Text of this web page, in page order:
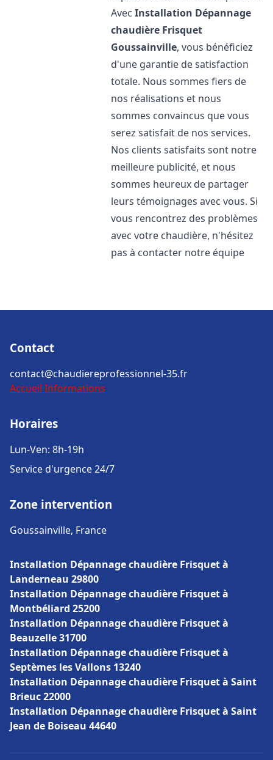
AvecInstallation Dépannage
chaudière Frisquet
Goussainville, vous bénéficiez
d'une garantie de satisfaction
totale. Nous sommes fiers de
nos réalisations et nous
sommes convaincus que vous
serez satisfait de nos services.
Nos clients satisfaits sont notre
meilleure publicité, et nous
sommes heureux de partager
leurs témoignages avec vous. Si
vous rencontrez des problèmes
avec votre chaudière, n'hésitez
pas à contacter notre équipe
Contact
contact@chaudiereprofessionnel-35.fr
Accueil Informations
Horaires
Lun-Ven: 8h-19h
Service d'urgence 24/7
Zone intervention
Goussainville, France
Installation Dépannage chaudière Frisquet à
Landerneau 29800
Installation Dépannage chaudière Frisquet à
Montbéliard 25200
Installation Dépannage chaudière Frisquet à
Beauzelle 31700
Installation Dépannage chaudière Frisquet à
Septèmes les Vallons 13240
Installation Dépannage chaudière Frisquet à Saint
Brieuc 22000
Installation Dépannage chaudière Frisquet à Saint
Jean de Boiseau 44640